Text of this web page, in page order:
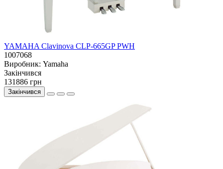
YAMAHA Clavinova CLP-665GP PWH
1007068
Виробник: Yamaha
Закiнчився
131886 грн
Закінчився